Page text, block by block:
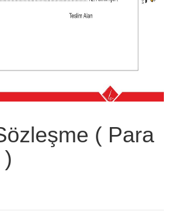
( Para